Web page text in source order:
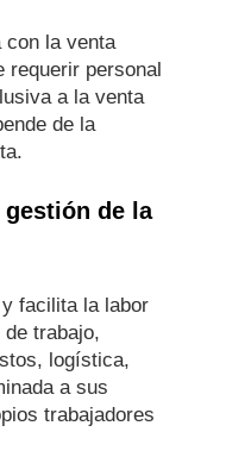
con la venta
requerir personal
a la venta
de la
gestión de la
facilita la labor
trabajo,
logística,
a sus
trabajadores